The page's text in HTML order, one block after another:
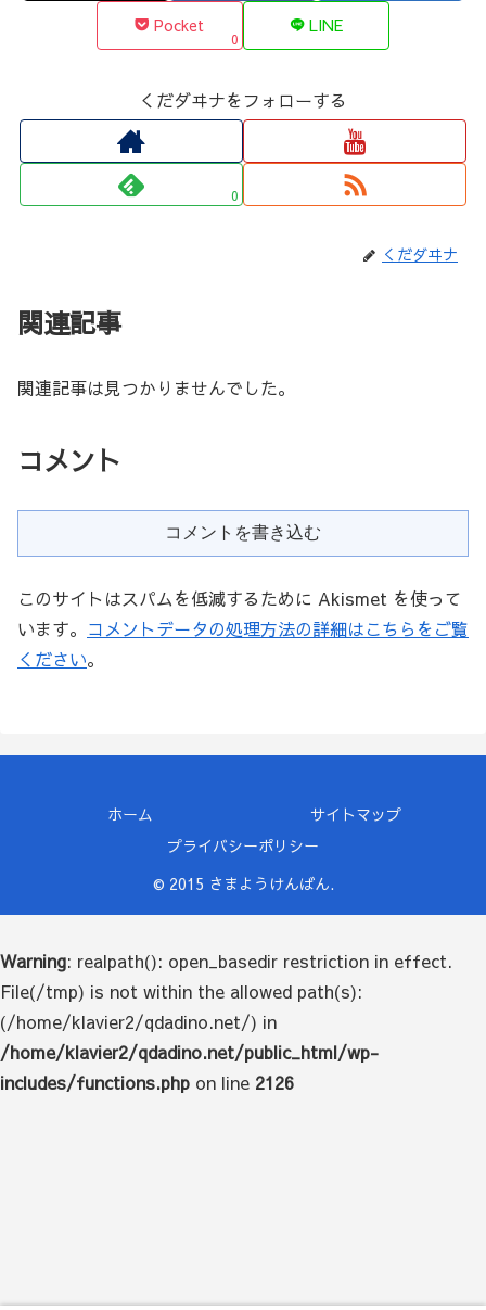
Pocket
0
LINE
くだダヰナをフォローする
0
くだダヰナ
関連記事
関連記事は見つかりませんでした。
コメント
コメントを書き込む
このサイトはスパムを低減するために Akismet を使って
います。 コメントデータの処理方法の詳細はこちらをご覧
ください。
ホーム
サイトマップ
プライバシーポリシー
© 2015 さまようけんばん.
Warning: realpath(): open_basedir restriction in effect.
File(/tmp) is not within the allowed path(s):
(/home/klavier2/qdadino.net/) in
/home/klavier2/qdadino.net/public_html/wp-
includes/functions.php on line 2126